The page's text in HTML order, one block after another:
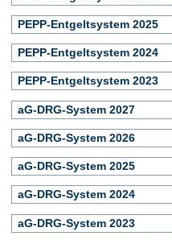
PEPP-Entgeltsystem 2025
PEPP-Entgeltsystem 2024
PEPP-Entgeltsystem 2023
aG-DRG-System 2027
aG-DRG-System 2026
aG-DRG-System 2025
aG-DRG-System 2024
aG-DRG-System 2023